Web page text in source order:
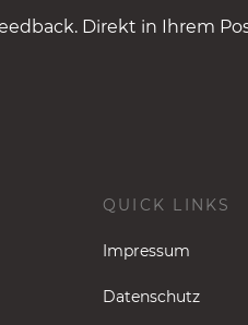
Direkt in Ihrem
QUICK LINKS
Impressum
Datenschutz